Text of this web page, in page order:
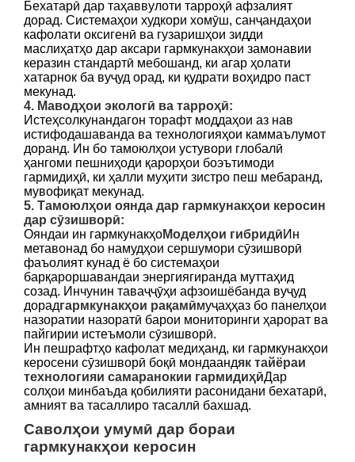
Бехатарӣ дар таҳаввулоти тарроҳӣ афзалият
дорад. Системаҳои худкори хомӯш, санҷандаҳои
кафолати оксигенӣ ва гузаришҳои зидди
маслиҳатҳо дар аксари гармкунакҳои замонавии
керазин стандартӣ мебошанд, ки агар ҳолати
хатарнок ба вуҷуд орад, ки қудрати воҳидро паст
мекунад.
4. Маводҳои экологӣ ва тарроҳӣ:
Истеҳсолкунандагон торафт моддаҳои аз нав
истифодашаванда ва технологияҳои каммаълумот
доранд. Ин бо тамоюлҳои устувори глобалӣ
ҳангоми пешниҳоди қарорҳои боэътимоди
гармидиҳӣ, ки ҳалли муҳити зистро пеш мебаранд,
мувофиқат мекунад.
5. Тамоюлҳои оянда дар гармкунакҳои керосин
дар сӯзишворӣ:
Ояндаи ин гармкунакҳоМоделҳои гибридӣИн
метавонад бо намудҳои сершумори сӯзишворӣ
фаъолият кунад ё бо системаҳои
барқароршавандаи энергиягиранда муттаҳид
созад. Инчунин таваҷҷӯҳи афзоишёбанда вуҷуд
дорадгармкунакҳои рақамӣмуҷаҳҳаз бо панелҳои
назоратии назоратӣ барои мониторинги ҳарорат ва
пайгирии истеъмоли сӯзишворӣ.
Ин пешрафтҳо кафолат медиҳанд, ки гармкунакҳои
керосени сӯзишворӣ боқӣ мондаандяк тайёраи
технологияи самаранокии гармидиҳӣДар
солҳои минбаъда қобилияти расонидани бехатарӣ,
амният ва тасаллиро тасаллӣ бахшад.
Саволҳои умумӣ дар бораи
гармкунакҳои керосин